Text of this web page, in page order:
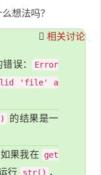
想法吗？
相关讨论
误：
Error
'file' a
的结果是一
果我在
get
行 str() ，